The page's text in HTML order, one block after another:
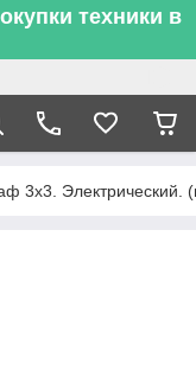
техники в
3х3. Электрический.